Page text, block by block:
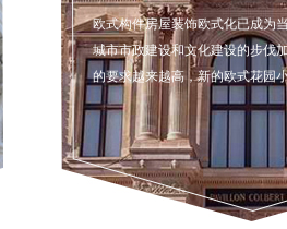
欧式构件房屋装饰欧式化已成为
城市市政建设和文化建设的步伐
的要求越来越高，新的欧式花园